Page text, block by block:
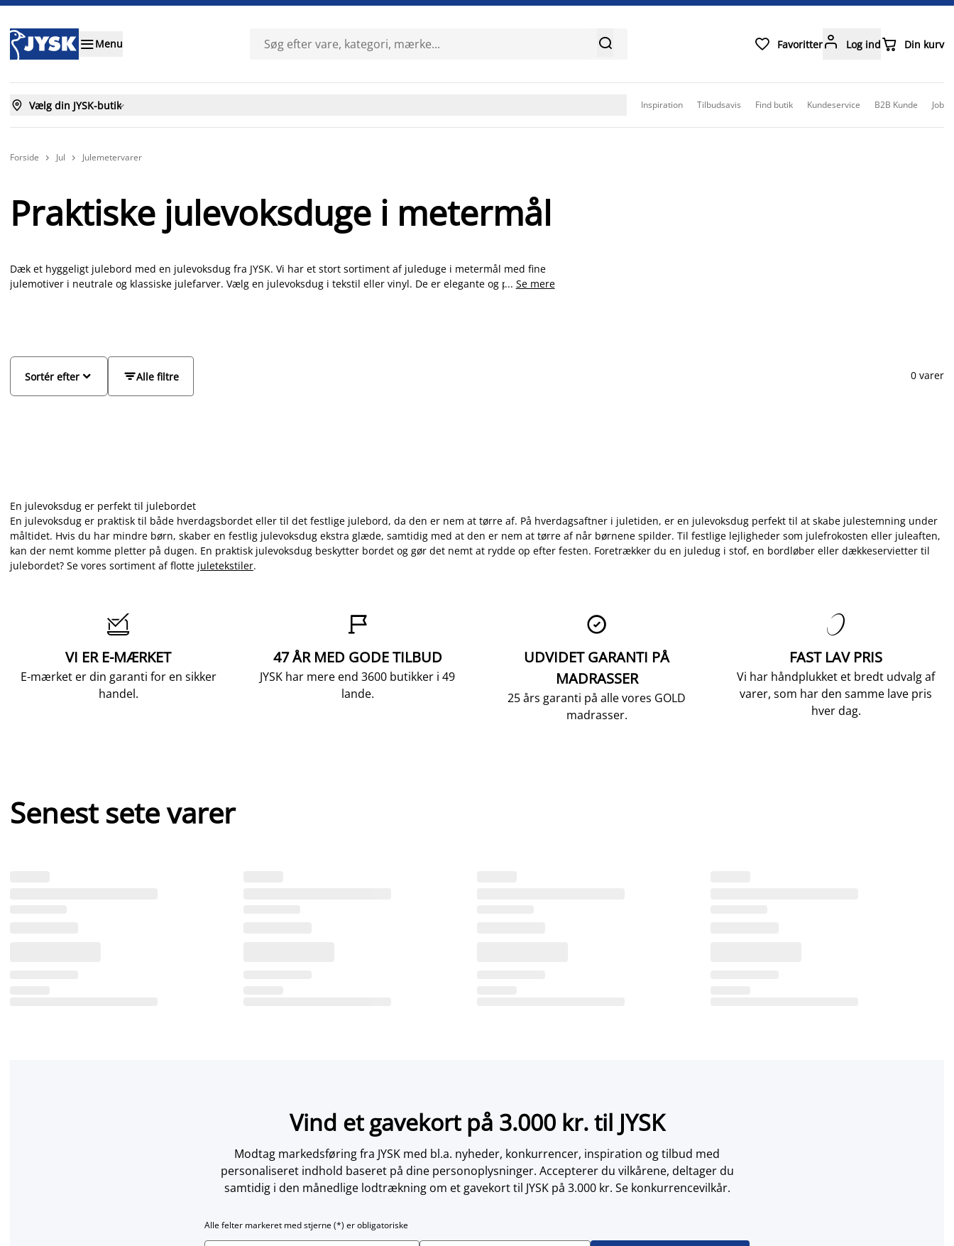
Menu   Favoritter Log ind Din kurv
 Vælg din JYSK-butik Inspiration Tilbudsavis Find butik Kundeservice B2B Kunde Job
Forside  Jul  Julemetervarer
Praktiske julevoksduge i metermål
Dæk et hyggeligt julebord med en julevoksdug fra JYSK. Vi har et stort sortiment af juleduge i metermål med fine
julemotiver i neutrale og klassiske julefarver. Vælg en julevoksdug i tekstil eller vinyl. De er elegante og praktiske
... Se mere
Alle filtre

Sortér efter 0 varer
En julevoksdug er perfekt til julebordet
En julevoksdug er praktisk til både hverdagsbordet eller til det festlige julebord, da den er nem at tørre af. På hverdagsaftner i juletiden, er en julevoksdug perfekt til at skabe julestemning under
måltidet. Hvis du har mindre børn, skaber en festlig julevoksdug ekstra glæde, samtidig med at den er nem at tørre af når børnene spilder. Til festlige lejligheder som julefrokosten eller juleaften,
kan der nemt komme pletter på dugen. En praktisk julevoksdug beskytter bordet og gør det nemt at rydde op efter festen. Foretrækker du en juledug i stof, en bordløber eller dækkeservietter til
julebordet? Se vores sortiment af flotte juletekstiler.

VI ER E-MÆRKET
E-mærket er din garanti for en sikker
handel.

47 ÅR MED GODE TILBUD
JYSK har mere end 3600 butikker i 49
lande.

UDVIDET GARANTI PÅ
MADRASSER
25 års garanti på alle vores GOLD
madrasser.

FAST LAV PRIS
Vi har håndplukket et bredt udvalg af
varer, som har den samme lave pris
hver dag.
Senest sete varer
Vind et gavekort på 3.000 kr. til JYSK
Modtag markedsføring fra JYSK med bl.a. nyheder, konkurrencer, inspiration og tilbud med
personaliseret indhold baseret på dine personoplysninger. Accepterer du vilkårene, deltager du
samtidig i den månedlige lodtrækning om et gavekort til JYSK på 3.000 kr. Se konkurrencevilkår.
Alle felter markeret med stjerne (*) er obligatoriske